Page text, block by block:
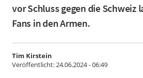
vor Schluss gegen die Schweiz
Fans in den Armen.
Tim Kirstein
Veröffentlicht:24.06.2024 - 06:49